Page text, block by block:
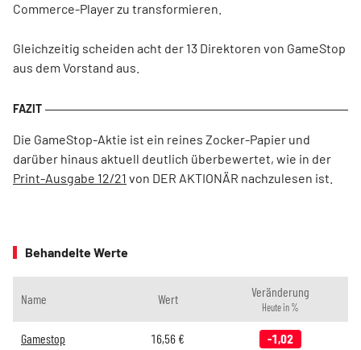
Commerce-Player zu transformieren.
Gleichzeitig scheiden acht der 13 Direktoren von GameStop
aus dem Vorstand aus.
Die GameStop-Aktie ist ein reines Zocker-Papier und
darüber hinaus aktuell deutlich überbewertet, wie in der
Print-Ausgabe 12/21 von DER AKTIONÄR nachzulesen ist.
Behandelte Werte
Name Wert Veränderung
Heute in %
Gamestop 16,56 € -1,02